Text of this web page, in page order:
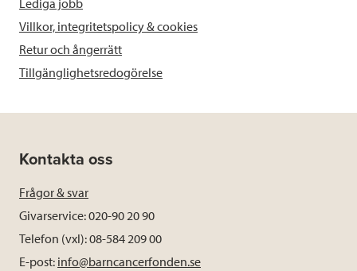
Villkor, integritetspolicy & cookies
Retur och ångerrätt
Tillgänglighetsredogörelse
Kontakta oss
Frågor & svar
Givarservice: 020-90 20 90
Telefon (vxl): 08-584 209 00
E-post: info@barncancerfonden.se